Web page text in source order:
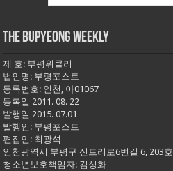
THE BUPYEONG WEEKLY
제 호: 부평위클리
법인명: 부평포스트
등록번호: 인천, 아01067
등록일 2011. 08. 22
발행일 2015. 07.01
발행인: 부평포스트
편집인: 최광석
인천광역시 부평구 신트리로6번길 6, 203호
청소년보호책임자: 김성화